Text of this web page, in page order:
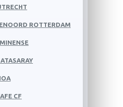
ROTTERDAM
CF